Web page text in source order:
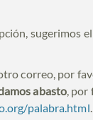
sugerimos
correo, por
abasto, por
palabra.html.